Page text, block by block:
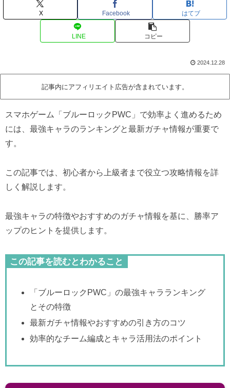
X Facebook はてブ
LINE コピー
2024.12.28
記事内にアフィリエイト広告が含まれています。
スマホゲーム「ブルーロックPWC」で効率よく進めるため
には、最強キャラのランキングと最新ガチャ情報が重要で
す。
この記事では、初心者から上級者まで役立つ攻略情報を詳
しく解説します。
最強キャラの特徴やおすすめのガチャ情報を基に、勝率ア
ップのヒントを提供します。
この記事を読むとわかること
「ブルーロックPWC」の最強キャラランキング
とその特徴
最新ガチャ情報やおすすめの引き方のコツ
効率的なチーム編成とキャラ活用法のポイント